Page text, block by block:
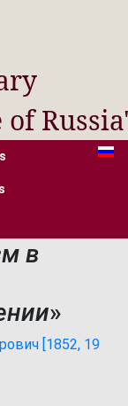
в
»
[1852, 19